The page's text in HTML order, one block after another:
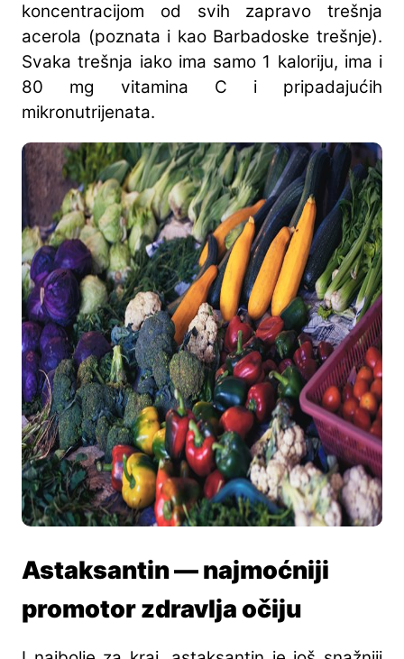
koncentracijom od svih zapravo trešnja
acerola (poznata i kao Barbadoske trešnje).
Svaka trešnja iako ima samo 1 kaloriju, ima i
80 mg vitamina C i pripadajućih
mikronutrijenata.
Astaksantin — najmoćniji
promotor zdravlja očiju